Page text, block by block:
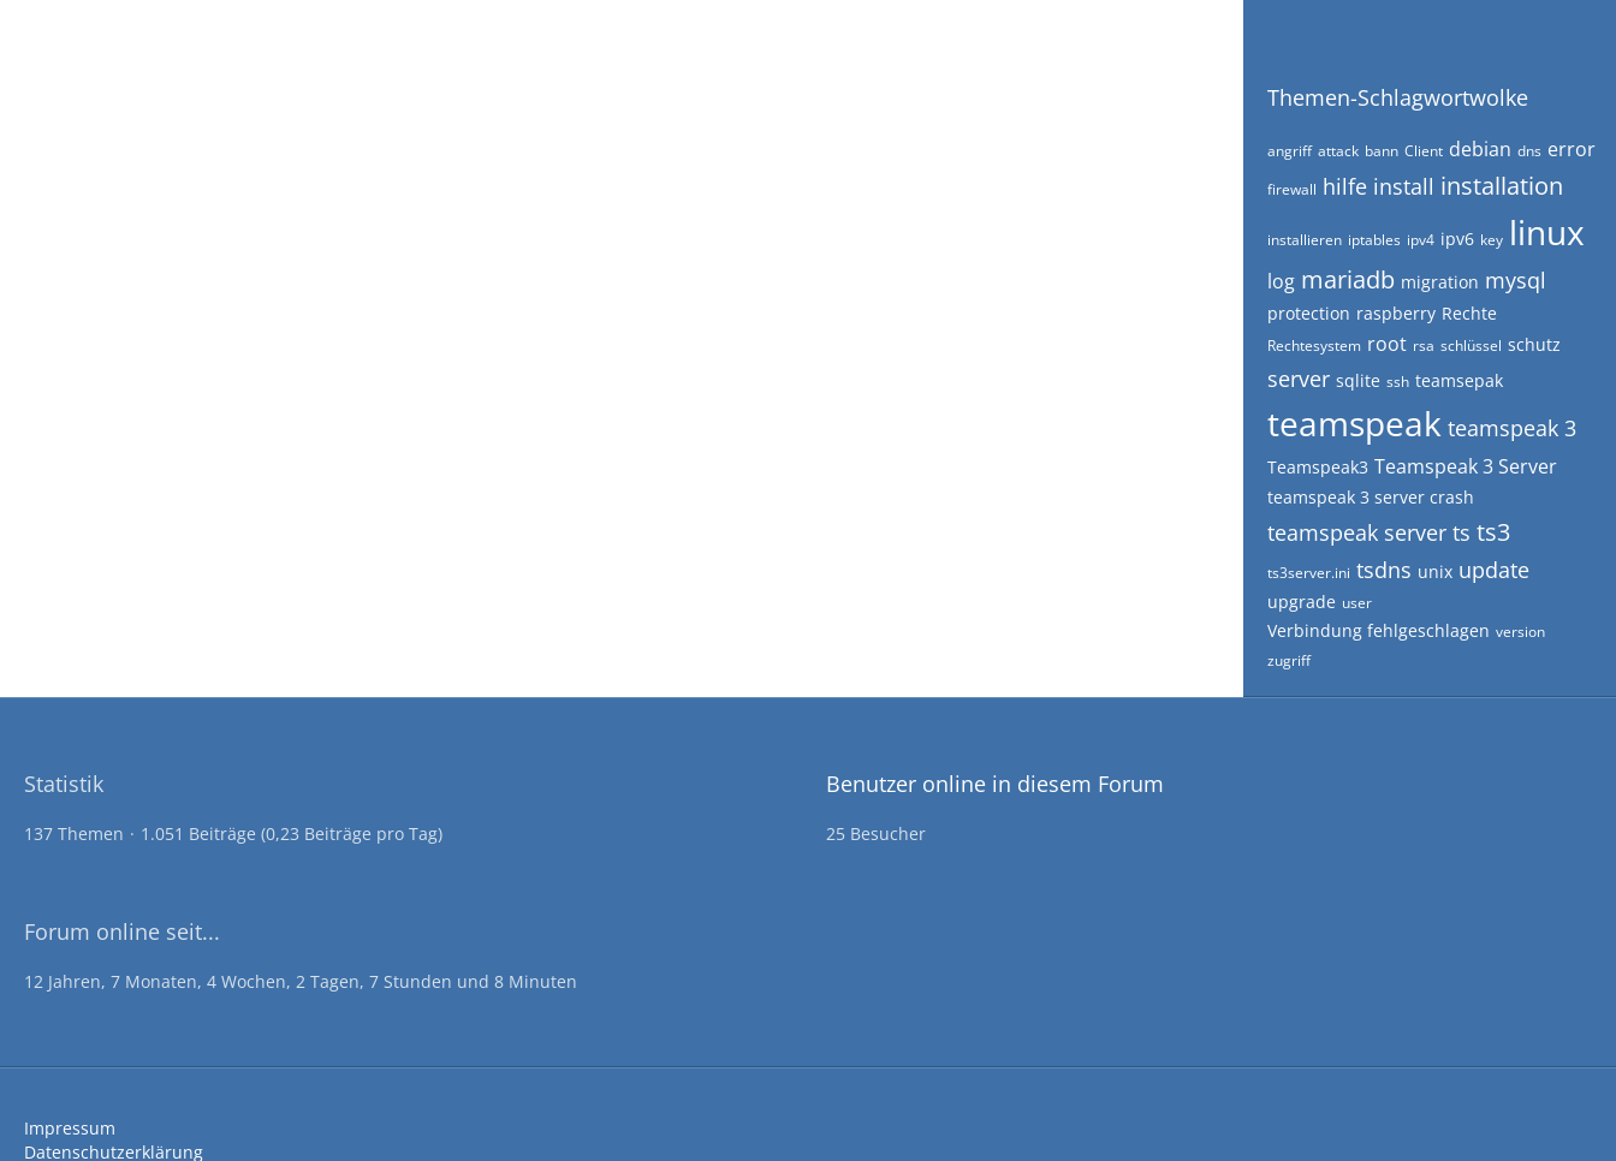
Themen-Schlagwortwolke
angriff attack bann Client debian dns error
firewall hilfe install installation
installieren iptables ipv4 ipv6 key linux
log mariadb migration mysql
protection raspberry Rechte
Rechtesystem root rsa schlüssel schutz
server sqlite ssh teamsepak
teamspeak teamspeak 3
Teamspeak3 Teamspeak 3 Server
teamspeak 3 server crash
teamspeak server ts ts3
ts3server.ini tsdns unix update
upgrade user
Verbindung fehlgeschlagen version
zugriff
Statistik
137 Themen 1.051 Beiträge (0,23 Beiträge pro Tag)
Benutzer online in diesem Forum
25 Besucher
Forum online seit...
12 Jahren, 7 Monaten, 4 Wochen, 2 Tagen, 7 Stunden und 8 Minuten
Impressum
Datenschutzerklärung